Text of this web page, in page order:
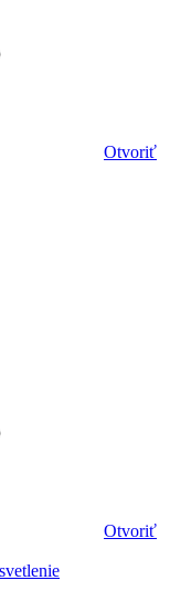
Otvoriť
Otvoriť